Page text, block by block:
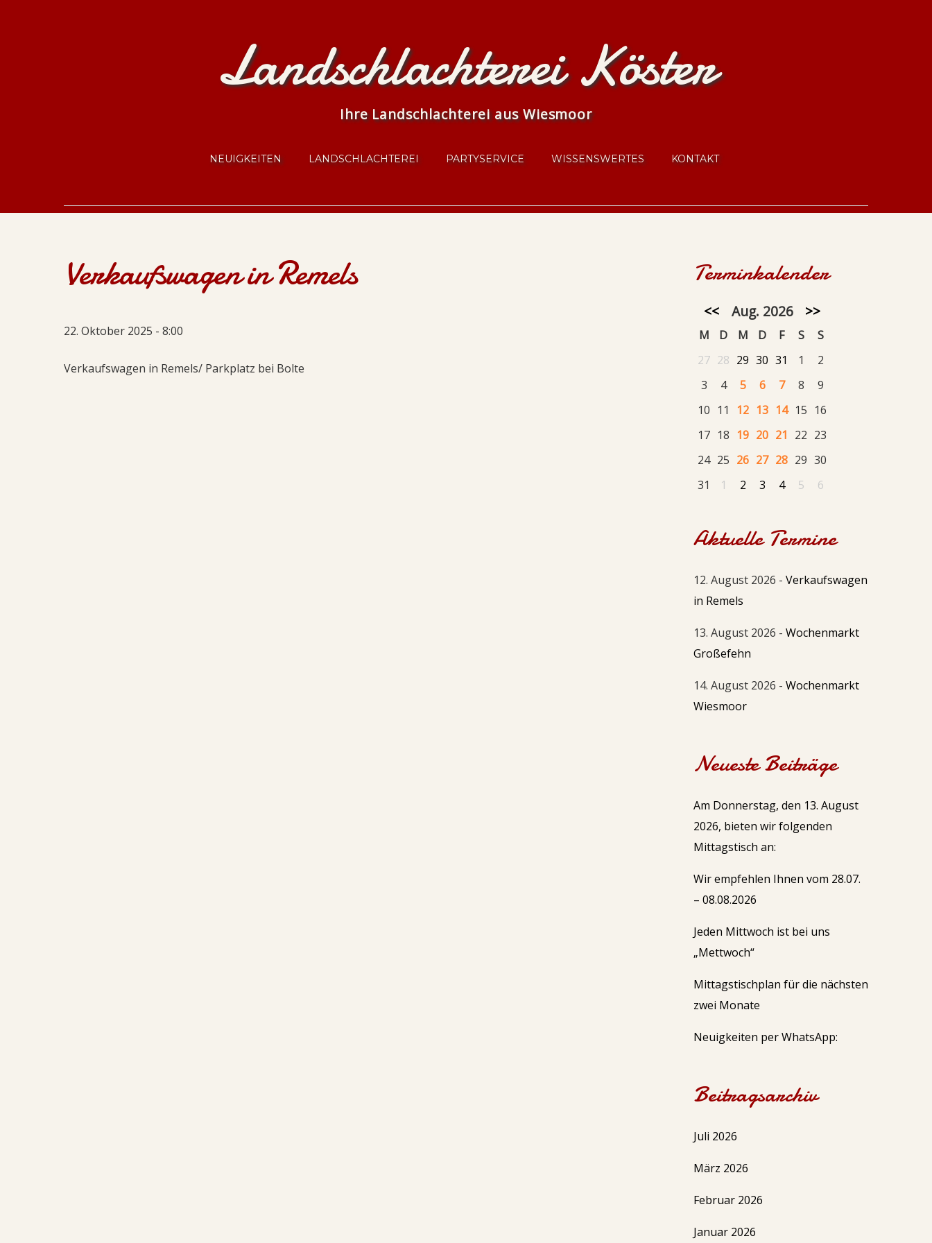
Landschlachterei Köster
Ihre Landschlachterei aus Wiesmoor
NEUIGKEITEN LANDSCHLACHTEREI PARTYSERVICE WISSENSWERTES KONTAKT
Verkaufswagen in Remels
22. Oktober 2025 - 8:00
Verkaufswagen in Remels/ Parkplatz bei Bolte
Terminkalender
<< Aug. 2026 >>
M D M D F S
S
27 28 29 30 31 1
2
3
4 5 6 7 8
9
10 11 12 13 14 15 16
17 18 19 20 21 22 23
24 25 26 27 28 29 30
31
1 2 3 4 5 6
Aktuelle Termine
12. August 2026 - Verkaufswagen
in Remels
13. August 2026 - Wochenmarkt
Großefehn
14. August 2026 - Wochenmarkt
Wiesmoor
Neueste Beiträge
Am Donnerstag, den 13. August
2026, bieten wir folgenden
Mittagstisch an:
Wir empfehlen Ihnen vom 28.07.
– 08.08.2026
Jeden Mittwoch ist bei uns
„Mettwoch“
Mittagstischplan für die nächsten
zwei Monate
Neuigkeiten per WhatsApp:
Beitragsarchiv
Juli 2026
März 2026
Februar 2026
Januar 2026